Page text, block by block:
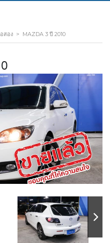
สอง > MAZDA 3 ปี 2010